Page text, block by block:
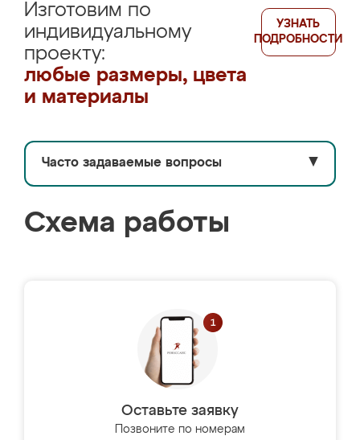
Изготовим по
индивидуальному
проекту:
любые размеры, цвета
и материалы
УЗНАТЬ
ПОДРОБНОСТИ
Часто задаваемые вопросы ▼
Схема работы
Оставьте заявку
Позвоните по номерам